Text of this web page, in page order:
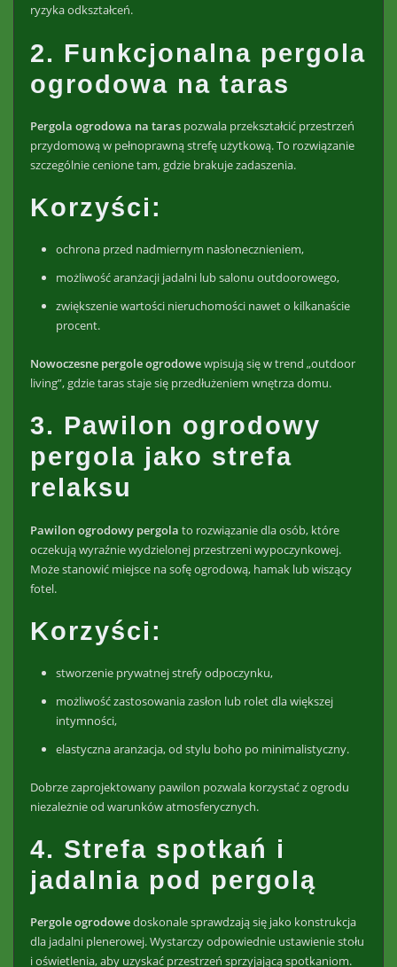
ryzyka odkształceń.
2. Funkcjonalna pergola
ogrodowa na taras
Pergola ogrodowa na taraspozwala przekształcić przestrzeń
przydomową w pełnoprawną strefę użytkową. To rozwiązanie
szczególnie cenione tam, gdzie brakuje zadaszenia.
Korzyści:
ochrona przed nadmiernym nasłonecznieniem,
możliwość aranżacji jadalni lub salonu outdoorowego,
zwiększenie wartości nieruchomości nawet o kilkanaście
procent.
Nowoczesne pergole ogrodowewpisują się w trend „outdoor
living”, gdzie taras staje się przedłużeniem wnętrza domu.
3. Pawilon ogrodowy
pergola jako strefa
relaksu
Pawilon ogrodowy pergola to rozwiązanie dla osób, które
oczekują wyraźnie wydzielonej przestrzeni wypoczynkowej.
Może stanowić miejsce na sofę ogrodową, hamak lub wiszący
fotel.
Korzyści:
stworzenie prywatnej strefy odpoczynku,
możliwość zastosowania zasłon lub rolet dla większej
intymności,
elastyczna aranżacja, od stylu boho po minimalistyczny.
Dobrze zaprojektowany pawilon pozwala korzystać z ogrodu
niezależnie od warunków atmosferycznych.
4. Strefa spotkań i
jadalnia pod pergolą
Pergole ogrodowedoskonale sprawdzają się jako konstrukcja
dla jadalni plenerowej. Wystarczy odpowiednie ustawienie stołu
i oświetlenia, aby uzyskać przestrzeń sprzyjającą spotkaniom.